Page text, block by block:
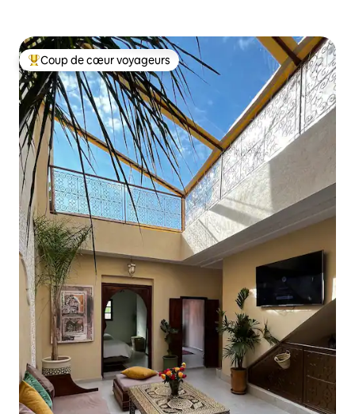
Coups de cœur voyageurs les plus appréciés
Coup de cœur voyageurs